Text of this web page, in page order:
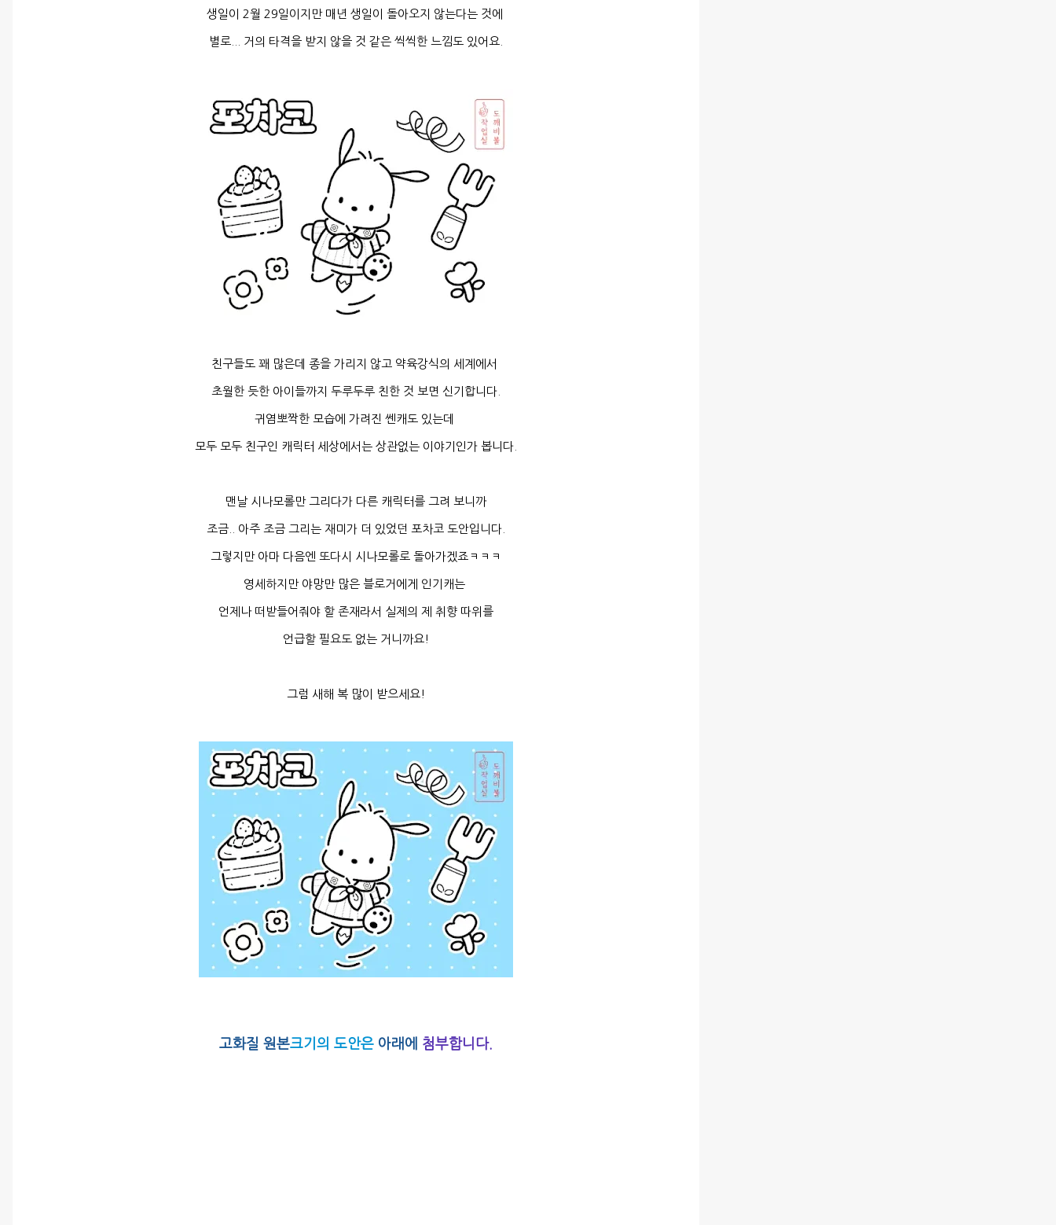
생일이 2월 29일이지만 매년 생일이 돌아오지 않는다는 것에
별로... 거의 타격을 받지 않을 것 같은 씩씩한 느낌도 있어요.
친구들도 꽤 많은데 종을 가리지 않고 약육강식의 세계에서
초월한 듯한 아이들까지 두루두루 친한 것 보면 신기합니다.
귀염뽀짝한 모습에 가려진 쎈캐도 있는데
모두 모두 친구인 캐릭터 세상에서는 상관없는 이야기인가 봅니다.
맨날 시나모롤만 그리다가 다른 캐릭터를 그려 보니까
조금.. 아주 조금 그리는 재미가 더 있었던 포차코 도안입니다.
그렇지만 아마 다음엔 또다시 시나모롤로 돌아가겠죠ㅋㅋㅋ
영세하지만 야망만 많은 블로거에게 인기캐는
언제나 떠받들어줘야 할 존재라서 실제의 제 취향 따위를
언급할 필요도 없는 거니까요!
그럼 새해 복 많이 받으세요!
고화질 원본크기의 도안은 아래에 첨부합니다.